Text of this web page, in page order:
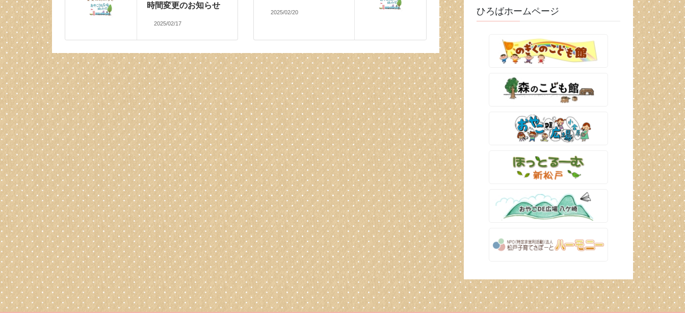
時間変更のお知らせ
2025/02/17
2025/02/20 ひろばホームページ